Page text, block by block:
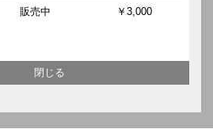
販売中 ￥3,000